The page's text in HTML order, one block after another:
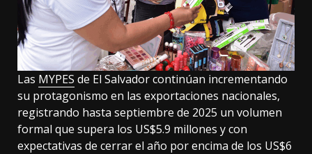
Las MYPES de El Salvador continúan incrementando
su protagonismo en las exportaciones nacionales,
registrando hasta septiembre de 2025 un volumen
formal que supera los US$5.9 millones y con
expectativas de cerrar el año por encima de los US$6